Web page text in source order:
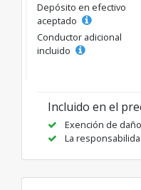
Depósito en efectivo
aceptado
Conductor adicional
incluido
Incluido en el
Exención de
La